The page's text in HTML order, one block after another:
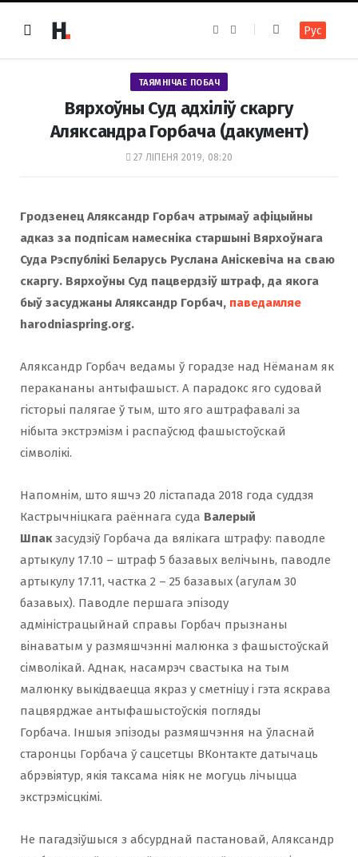
e
b
o
o
k
t
a
m
Рус
ТАЯМНІЧАЕ ПОБАЧ
Вярхоўны Суд адхіліў скаргу
Аляксандра Горбача (дакумент)
27 ЛІПЕНЯ 2019, 08:20
Гродзенец Аляксандр Горбач атрымаў афіцыйны
адказ за подпісам намесніка старшыні Вярхоўнага
Суда Рэспублікі Беларусь Руслана Аніскевіча на сваю
скаргу. Вярхоўны Суд пацвердзіў штраф, да якога
быў засуджаны Аляксандр Горбач, паведамляе
harodniaspring.org.
Аляксандр Горбач ведамы ў горадзе над Нёманам як
перакананы антыфашыст. А парадокс яго судовай
гісторыі палягае ў тым, што яго аштрафавалі за
нібыта экстрэмізм і распаўсюд фашыстоўскай
сімволікі.
Напомнім, што яшчэ 20 лістапада 2018 года суддзя
Кастрычніцкага раённага суда Валерый
Шпакзасудзіў Горбача да вялікага штрафу: паводле
артыкулу 17.10 – штраф 5 базавых велічынь, паводле
артыкулу 17.11, частка 2 – 25 базавых (агулам 30
базавых). Паводле першага эпізоду
адміністрацыйнай справы Горбач прызнаны
вінаватым у размяшчэнні малюнка з фашыстоўскай
сімволікай. Аднак, насамрэч свастыка на тым
малюнку выкідваецца якраз у сметніцу і гэта яскрава
пацвярджае антыфашыстоўскія погляды
Горбача. Іншыя эпізоды размяшчэння на ўласнай
старонцы Горбача ў сацсетцы ВКонтакте датычаць
абрэвіятур, якія таксама ніяк не могуць лічыцца
экстрэмісцкімі.
Не пагадзіўшыся з абсурднай пастановай, Аляксандр